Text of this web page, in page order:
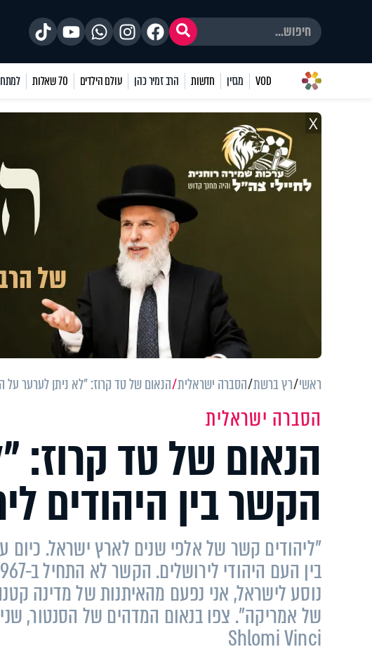
VOD מגזין חדשות הרב זמיר כהן עולם הילדים 70 שאלות
X
ראשי רץ ברשת הסברה ישראלית הנאום של טד קרוז: "לא ניתן לערער על
הסברה ישראלית
הנאום של טד קרוז:
הקשר בין היהודים
"ליהודים קשר של אלפי שנים לארץ ישראל.
נוסע לישראל, אני נפעם מהאיתנות של מדינה
של אמריקה". צפו בנאום המדהים של הסנטור,
Shlomi Vinci